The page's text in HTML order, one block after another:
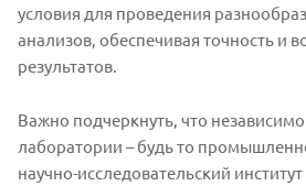
условия для проведения
анализов, обеспечивая точность и
результатов.
Важно подчеркнуть, что
лаборатории – будь то
научно-исследовательский